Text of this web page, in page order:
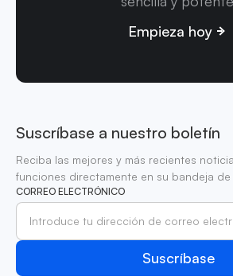
Empieza hoy
Suscríbase a nuestro boletín
Reciba las mejores y más recientes
funciones directamente en su bandeja
CORREO ELECTRÓNICO